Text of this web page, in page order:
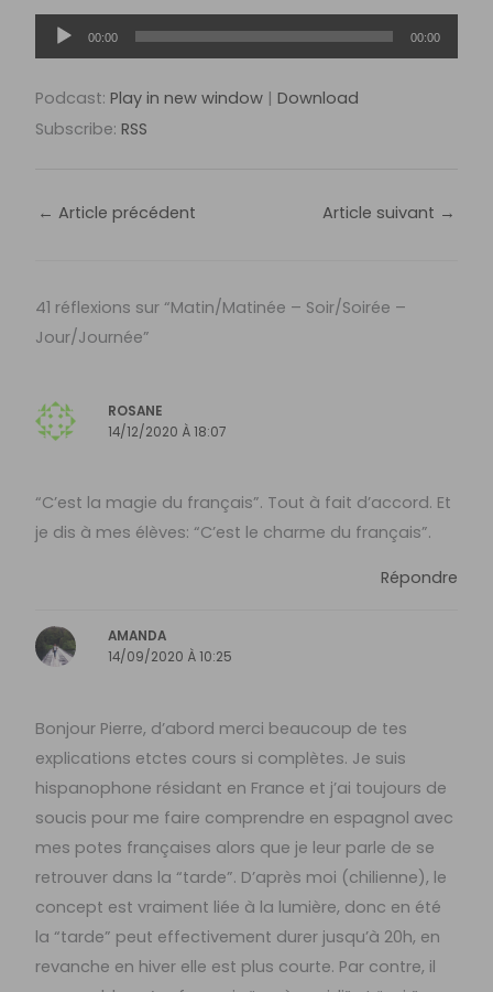
Lecteur
audio
00:00 00:00
Podcast:Play in new window |Download
Subscribe:RSS
← Article précédent Article suivant →
41 réflexions sur “Matin/Matinée – Soir/Soirée –
Jour/Journée”
ROSANE
14/12/2020 À 18:07
“C’est la magie du français”. Tout à fait d’accord. Et
je dis à mes élèves: “C’est le charme du français”.
Répondre
AMANDA
14/09/2020 À 10:25
Bonjour Pierre, d’abord merci beaucoup de tes
explications etctes cours si complètes. Je suis
hispanophone résidant en France et j’ai toujours de
soucis pour me faire comprendre en espagnol avec
mes potes françaises alors que je leur parle de se
retrouver dans la “tarde”. D’après moi (chilienne), le
concept est vraiment liée à la lumière, donc en été
la “tarde” peut effectivement durer jusqu’à 20h, en
revanche en hiver elle est plus courte. Par contre, il